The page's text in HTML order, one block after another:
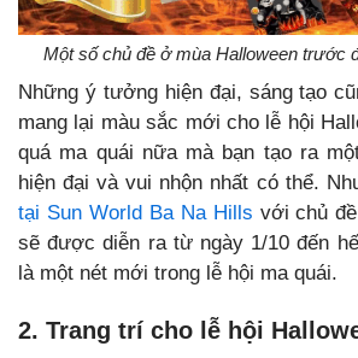
Một số chủ đề ở mùa Halloween trước
Những ý tưởng hiện đại, sáng tạo
mang lại màu sắc mới cho lễ hội
quá ma quái nữa mà bạn tạo ra
hiện đại và vui nhộn nhất có thể.
tại Sun World Ba Na Hills với chủ
sẽ được diễn ra từ ngày 1/10 đến
là một nét mới trong lễ hội ma quái.
2. Trang trí cho lễ hội